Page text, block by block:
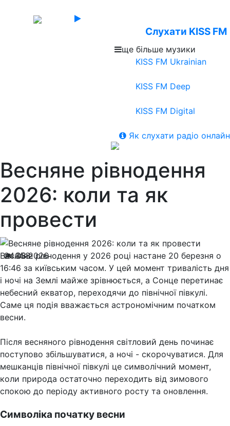
Слухати KISS FM
ще більше музики
KISS FM Ukrainian
KISS FM Deep
KISS FM Digital
Як слухати радіо онлайн
Весняне рівнодення
2026: коли та як
провести
24.03.2026
358
Весняне рівнодення у 2026 році настане 20 березня о
16:46 за київським часом. У цей момент тривалість дня
і ночі на Землі майже зрівнюється, а Сонце перетинає
небесний екватор, переходячи до північної півкулі.
Саме ця подія вважається астрономічним початком
весни.
Після весняного рівнодення світловий день починає
поступово збільшуватися, а ночі - скорочуватися. Для
мешканців північної півкулі це символічний момент,
коли природа остаточно переходить від зимового
спокою до періоду активного росту та оновлення.
Символіка початку весни